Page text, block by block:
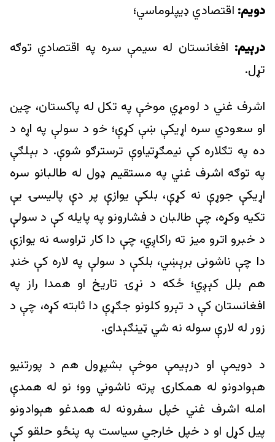
دویم: اقتصادي ډيپلوماسي؛
درېیم: افغانستان له سیمې سره په اقتصادي توګه
تړل.
اشرف غني د لومړي موخې په تکل له پاکستان، چين
او سعودي سره اړیکې ښې کړې؛ خو د سولې په اړه د
ده په تګلاره کې نيمګړتياوې ترسترګو شوې. د بېلګې
په توګه اشرف غني په مستقيم ډول له طالبانو سره
اړیکې جوړې نه کړې، بلکې يوازې پر دې پاليسۍ يې
تکيه وکړه، چې طالبان د فشارونو په پايله کې د سولې
د خبرو اترو ميز ته راکاږي، چې دا کار تراوسه نه یوازې
دا چې ناشونی برېښي، بلکې د سولې په لاره کې خنډ
هم بلل کېږي؛ ځکه د نړۍ تاريخ او همدا راز په
افغانستان کې د تېرو کلونو جګړې دا ثابته کړه، چې د
زور له لارې سوله نه شي ټينګېدای.
د دویمې او درېیمې موخې بشپړول هم د پورتنیو
هېوادونو له همکارۍ پرته ناشوني وو؛ نو له همدې
امله اشرف غني خپل سفرونه له همدغو هېوادونو
پیل کړل او د خپل خارجي سیاست په پنځو حلقو کې